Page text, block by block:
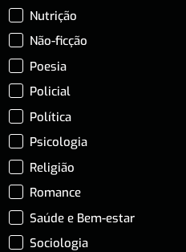
Nutrição
Não-ficção
Poesia
Policial
Política
Psicologia
Religião
Romance
Saúde e Bem-estar
Sociologia